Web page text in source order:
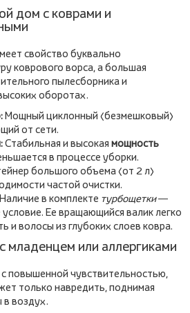
дом с коврами и
свойство буквально
коврового ворса, а большая
пылесборника и
оборотах.
Мощный циклонный (безмешковый)
от сети.
Стабильная и высокая мощность
в процессе уборки.
большого объема (от 2 л)
частой очистки.
Наличие в комплекте турбощетки—
Ее вращающийся валик легко
и волосы из глубоких слоев ковра.
младенцем или аллергиками
повышенной чувствительностью,
только навредить, поднимая
в воздух.